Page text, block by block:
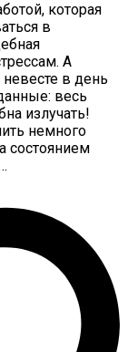
которая
в
А
в день
весь
излучать!
немного
состоянием